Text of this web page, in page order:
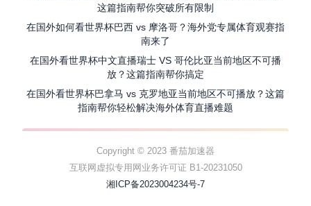
这篇指南帮你突破所有限制
在国外如何看世界杯巴西 vs 摩洛哥？海外党专属体育观赛指
南来了
在国外看世界杯中文直播瑞士 VS 哥伦比亚当前地区不可播
放？这篇指南帮你搞定
在国外看世界杯巴拿马 vs 克罗地亚当前地区不可播放？这篇
指南帮你轻松解决海外体育直播难题
Copyright © 2023 番茄加速器
互联网虚拟专用网业务许可证 B1-20231050
湘ICP备2023004234号-7